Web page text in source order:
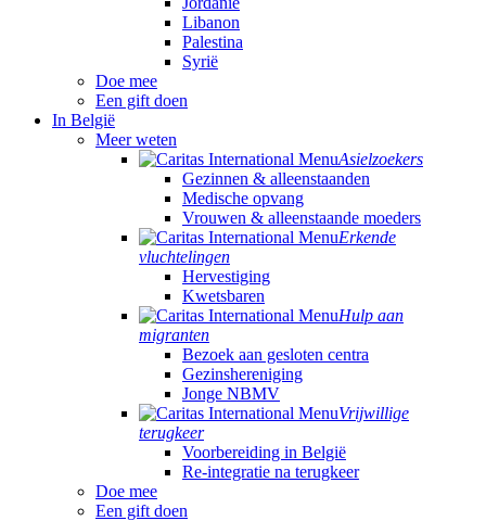
Libanon
Palestina
Syrië
Doe mee
Een gift doen
In België
Meer weten
Asielzoekers
Gezinnen & alleenstaanden
Medische opvang
Vrouwen & alleenstaande moeders
Erkende
vluchtelingen
Hervestiging
Kwetsbaren
Hulp aan
migranten
Bezoek aan gesloten centra
Gezinshereniging
Jonge NBMV
Vrijwillige
terugkeer
Voorbereiding in België
Re-integratie na terugkeer
Doe mee
Een gift doen